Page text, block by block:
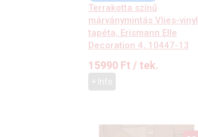
Terrakotta színű
márványmintás Vlies-vinyl
tapéta, Erismann Elle
Decoration 4, 10447-13
15990 Ft / tek.
+ Info